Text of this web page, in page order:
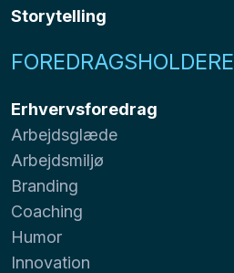
Storytelling
FOREDRAGSHOLDERE
Erhvervsforedrag
Arbejdsglæde
Arbejdsmiljø
Branding
Coaching
Humor
Innovation